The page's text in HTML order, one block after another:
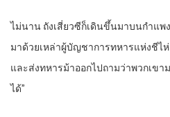
ไม่นาน ถังเสี่ยวซีก็เดินขึ้นมาบนกำแ
มาด้วยเหล่าผู้บัญชาการทหารแห่งชีไห่
และส่งทหารม้าออกไปถามว่าพวกเขา
ได้”